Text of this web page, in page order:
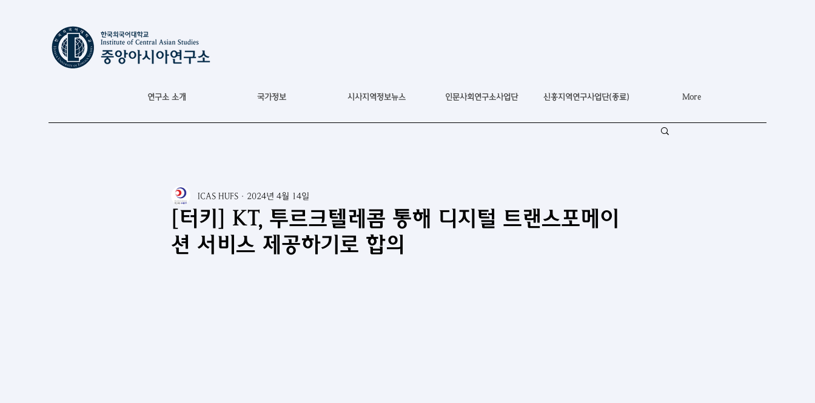
연구소 소개 국가정보 시사지역정보뉴스 인문사회연구소사업단 신흥지역연구사업단(종료) More
[터키] KT, 투르크텔레콤 통해 디지털 트랜스포메이
션 서비스 제공하기로 합의
ICAS HUFS 2024년 4월 14일